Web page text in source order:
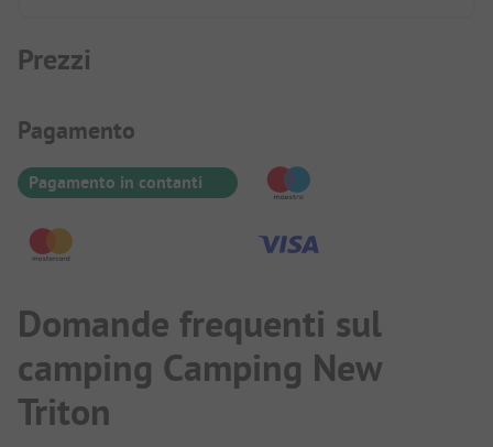
Prezzi
Informazioni sul pagamento
Pagamento
Pagamento in contanti
Domande frequenti sul
camping Camping New
Triton